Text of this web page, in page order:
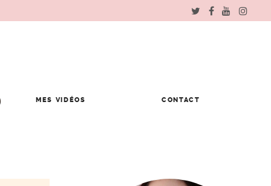
MES VIDÉOS CONTACT